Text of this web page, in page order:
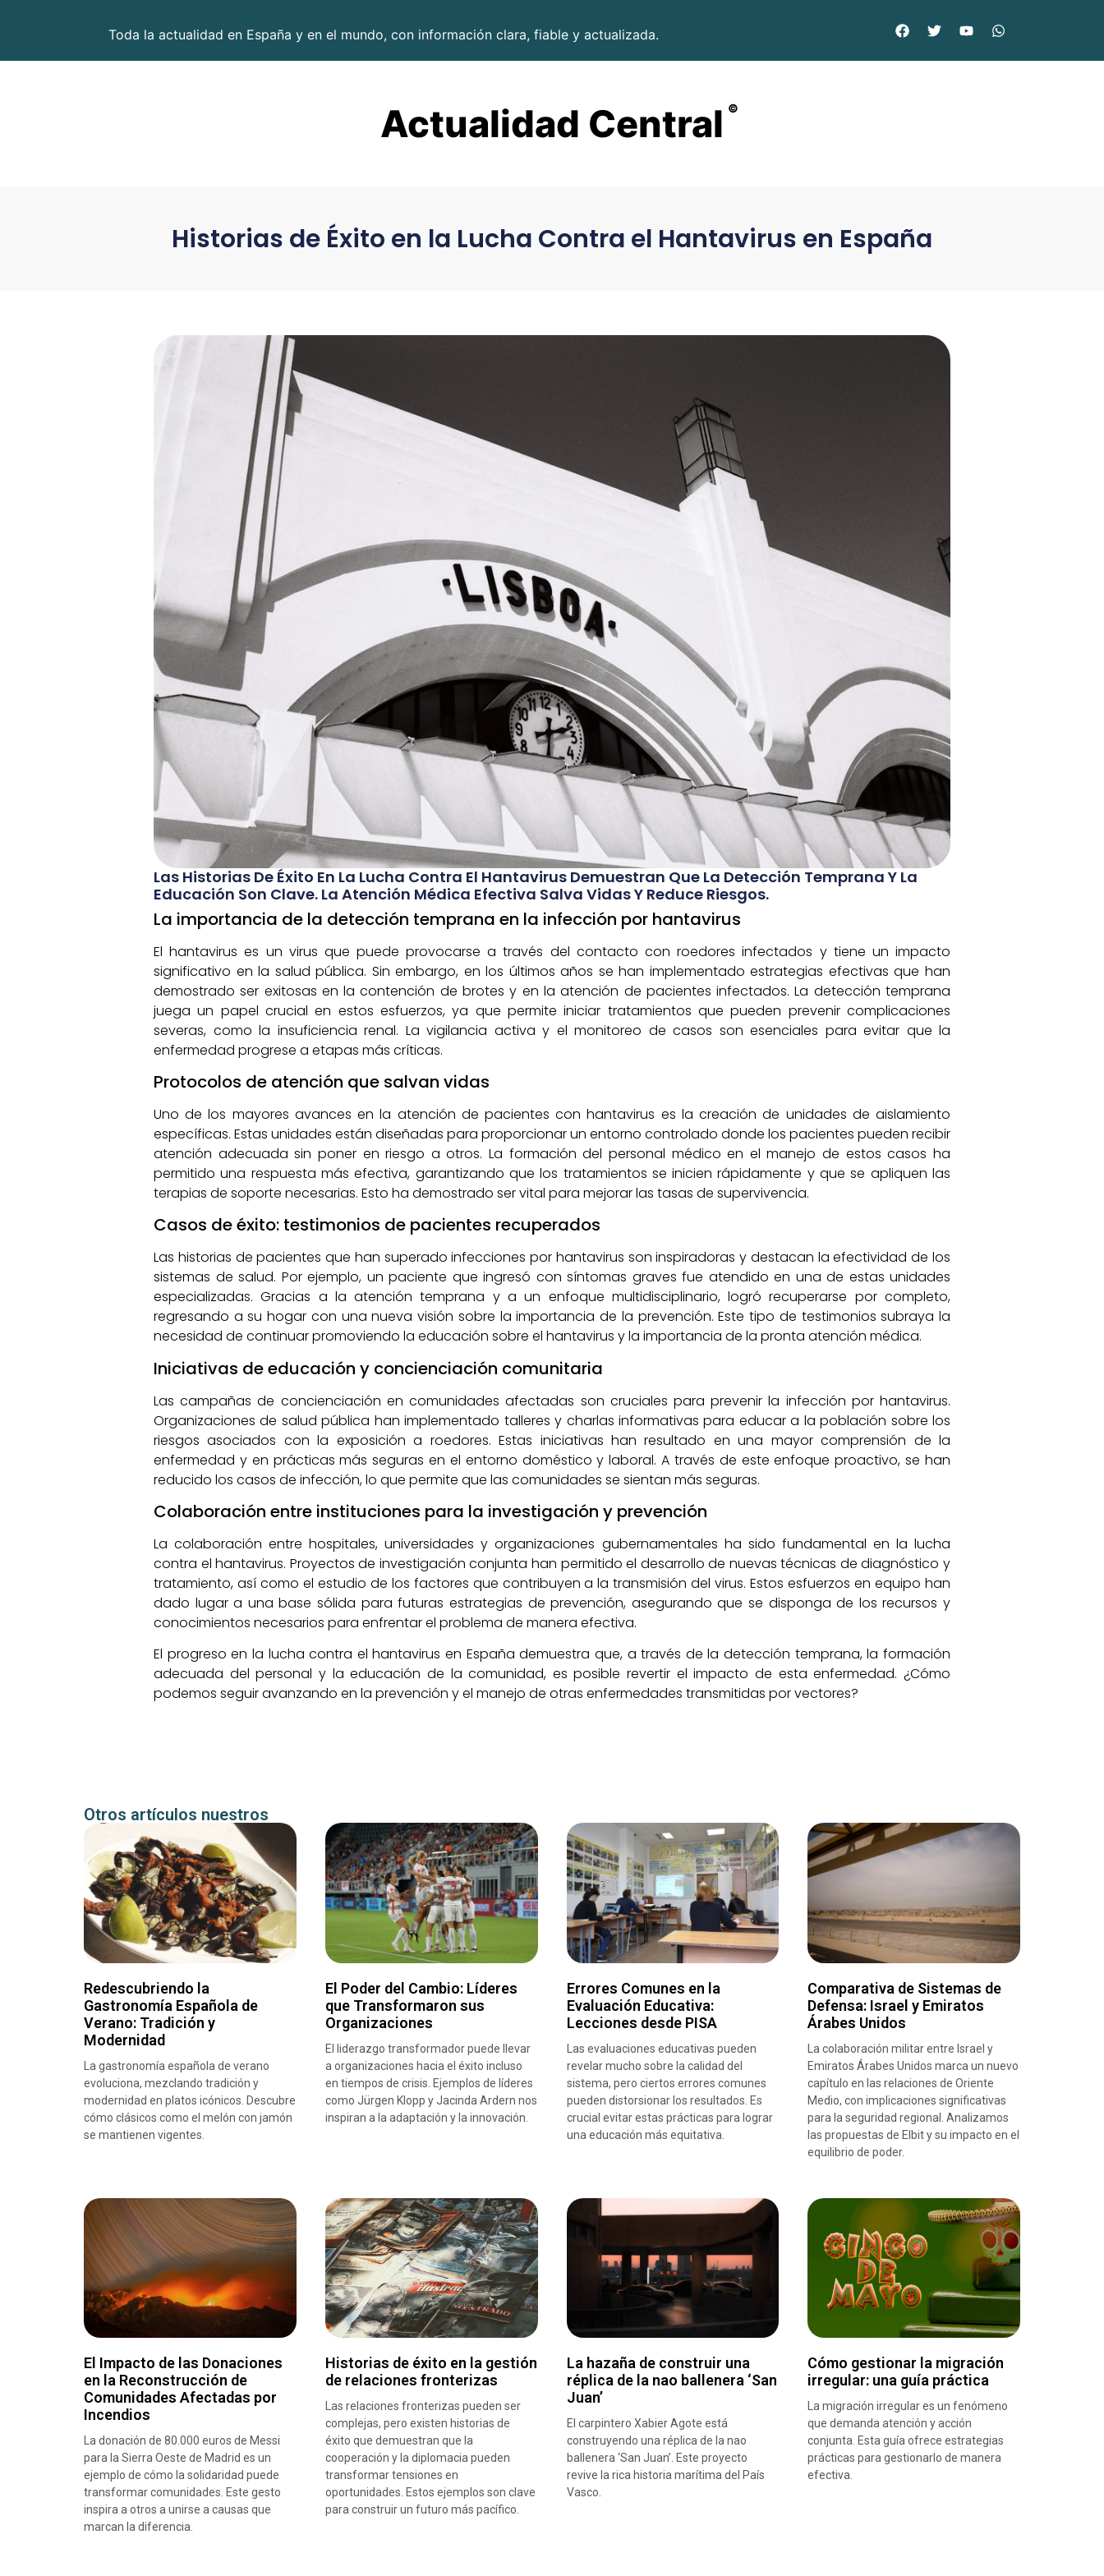
Toda la actualidad en España y en el mundo, con información clara, fiable y actualizada.
Actualidad Central ©
Historias de Éxito en la Lucha Contra el Hantavirus en España
Las Historias De Éxito En La Lucha Contra El Hantavirus Demuestran Que La Detección Temprana Y La
Educación Son Clave. La Atención Médica Efectiva Salva Vidas Y Reduce Riesgos.
La importancia de la detección temprana en la infección por hantavirus
El hantavirus es un virus que puede provocarse a través del contacto con roedores infectados y tiene un impacto
significativo en la salud pública. Sin embargo, en los últimos años se han implementado estrategias efectivas que han
demostrado ser exitosas en la contención de brotes y en la atención de pacientes infectados. La detección temprana
juega un papel crucial en estos esfuerzos, ya que permite iniciar tratamientos que pueden prevenir complicaciones
severas, como la insuficiencia renal. La vigilancia activa y el monitoreo de casos son esenciales para evitar que la
enfermedad progrese a etapas más críticas.
Protocolos de atención que salvan vidas
Uno de los mayores avances en la atención de pacientes con hantavirus es la creación de unidades de aislamiento
específicas. Estas unidades están diseñadas para proporcionar un entorno controlado donde los pacientes pueden recibir
atención adecuada sin poner en riesgo a otros. La formación del personal médico en el manejo de estos casos ha
permitido una respuesta más efectiva, garantizando que los tratamientos se inicien rápidamente y que se apliquen las
terapias de soporte necesarias. Esto ha demostrado ser vital para mejorar las tasas de supervivencia.
Casos de éxito: testimonios de pacientes recuperados
Las historias de pacientes que han superado infecciones por hantavirus son inspiradoras y destacan la efectividad de los
sistemas de salud. Por ejemplo, un paciente que ingresó con síntomas graves fue atendido en una de estas unidades
especializadas. Gracias a la atención temprana y a un enfoque multidisciplinario, logró recuperarse por completo,
regresando a su hogar con una nueva visión sobre la importancia de la prevención. Este tipo de testimonios subraya la
necesidad de continuar promoviendo la educación sobre el hantavirus y la importancia de la pronta atención médica.
Iniciativas de educación y concienciación comunitaria
Las campañas de concienciación en comunidades afectadas son cruciales para prevenir la infección por hantavirus.
Organizaciones de salud pública han implementado talleres y charlas informativas para educar a la población sobre los
riesgos asociados con la exposición a roedores. Estas iniciativas han resultado en una mayor comprensión de la
enfermedad y en prácticas más seguras en el entorno doméstico y laboral. A través de este enfoque proactivo, se han
reducido los casos de infección, lo que permite que las comunidades se sientan más seguras.
Colaboración entre instituciones para la investigación y prevención
La colaboración entre hospitales, universidades y organizaciones gubernamentales ha sido fundamental en la lucha
contra el hantavirus. Proyectos de investigación conjunta han permitido el desarrollo de nuevas técnicas de diagnóstico y
tratamiento, así como el estudio de los factores que contribuyen a la transmisión del virus. Estos esfuerzos en equipo han
dado lugar a una base sólida para futuras estrategias de prevención, asegurando que se disponga de los recursos y
conocimientos necesarios para enfrentar el problema de manera efectiva.
El progreso en la lucha contra el hantavirus en España demuestra que, a través de la detección temprana, la formación
adecuada del personal y la educación de la comunidad, es posible revertir el impacto de esta enfermedad. ¿Cómo
podemos seguir avanzando en la prevención y el manejo de otras enfermedades transmitidas por vectores?
Otros artículos nuestros
Redescubriendo la
Gastronomía Española de
Verano: Tradición y
Modernidad
La gastronomía española de verano
evoluciona, mezclando tradición y
modernidad en platos icónicos. Descubre
cómo clásicos como el melón con jamón
se mantienen vigentes.
El Poder del Cambio: Líderes
que Transformaron sus
Organizaciones
El liderazgo transformador puede llevar
a organizaciones hacia el éxito incluso
en tiempos de crisis. Ejemplos de líderes
como Jürgen Klopp y Jacinda Ardern nos
inspiran a la adaptación y la innovación.
Errores Comunes en la
Evaluación Educativa:
Lecciones desde PISA
Las evaluaciones educativas pueden
revelar mucho sobre la calidad del
sistema, pero ciertos errores comunes
pueden distorsionar los resultados. Es
crucial evitar estas prácticas para lograr
una educación más equitativa.
Comparativa de Sistemas de
Defensa: Israel y Emiratos
Árabes Unidos
La colaboración militar entre Israel y
Emiratos Árabes Unidos marca un nuevo
capítulo en las relaciones de Oriente
Medio, con implicaciones significativas
para la seguridad regional. Analizamos
las propuestas de Elbit y su impacto en el
equilibrio de poder.
El Impacto de las Donaciones
en la Reconstrucción de
Comunidades Afectadas por
Incendios
La donación de 80.000 euros de Messi
para la Sierra Oeste de Madrid es un
ejemplo de cómo la solidaridad puede
transformar comunidades. Este gesto
inspira a otros a unirse a causas que
marcan la diferencia.
Historias de éxito en la gestión
de relaciones fronterizas
Las relaciones fronterizas pueden ser
complejas, pero existen historias de
éxito que demuestran que la
cooperación y la diplomacia pueden
transformar tensiones en
oportunidades. Estos ejemplos son clave
para construir un futuro más pacífico.
La hazaña de construir una
réplica de la nao ballenera ‘San
Juan’
El carpintero Xabier Agote está
construyendo una réplica de la nao
ballenera ‘San Juan’. Este proyecto
revive la rica historia marítima del País
Vasco.
Cómo gestionar la migración
irregular: una guía práctica
La migración irregular es un fenómeno
que demanda atención y acción
conjunta. Esta guía ofrece estrategias
prácticas para gestionarlo de manera
efectiva.